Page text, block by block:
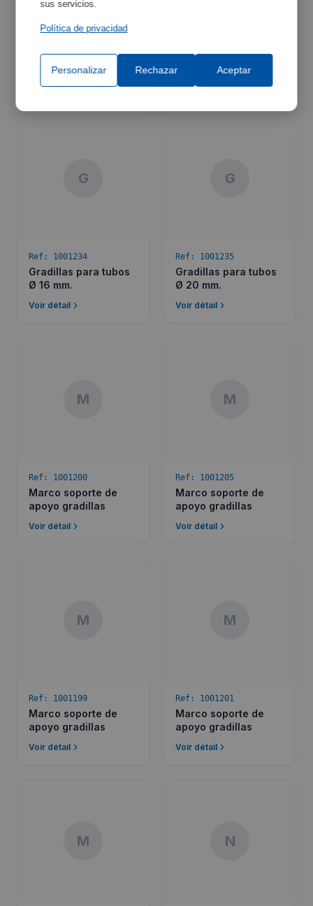
Ref:1000548
Gradilla para 8
espectrofotómetro de
10 mm lado, tipo
estándar y para
Voir détail Voir détail
G
Ref: 1001234
Gradillas para tubos
Ø 16 mm.
Voir détail
G
Ref: 1001235
Gradillas para tubos
Ø 20 mm.
Voir détail
M
Ref: 1001200
Marco soporte de
apoyo gradillas
Voir détail
M
Ref: 1001205
Marco soporte de
apoyo gradillas
Voir détail
M
Ref: 1001199
Marco soporte de
apoyo gradillas
Voir détail
M
Ref: 1001201
Marco soporte de
apoyo gradillas
Voir détail
M N
sus servicios.
Política de privacidad
Personalizar Rechazar Aceptar